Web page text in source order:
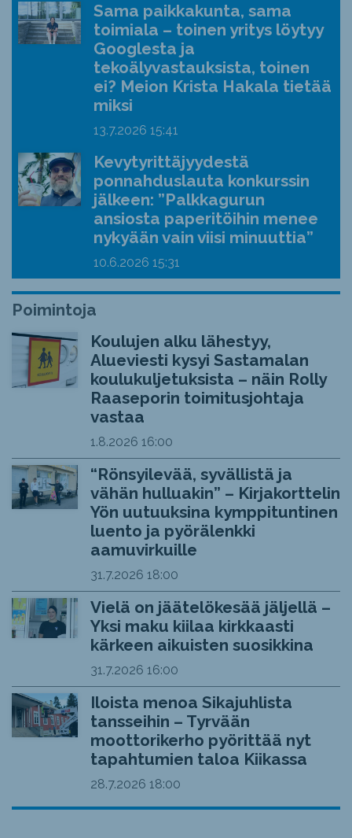
Sama paikkakunta, sama
toimiala – toinen yritys löytyy
Googlesta ja
tekoälyvastauksista, toinen
ei? Meion Krista Hakala tietää
miksi
13.7.2026 15:41
Kevytyrittäjyydestä
ponnahduslauta konkurssin
jälkeen: ”Palkkagurun
ansiosta paperitöihin menee
nykyään vain viisi minuuttia”
10.6.2026 15:31
Poimintoja
Koulujen alku lähestyy,
Alueviesti kysyi Sastamalan
koulukuljetuksista – näin Rolly
Raaseporin toimitusjohtaja
vastaa
1.8.2026 16:00
“Rönsyilevää, syvällistä ja
vähän hulluakin” – Kirjakorttelin
Yön uutuuksina kymppituntinen
luento ja pyörälenkki
aamuvirkuille
31.7.2026 18:00
Vielä on jäätelökesää jäljellä –
Yksi maku kiilaa kirkkaasti
kärkeen aikuisten suosikkina
31.7.2026 16:00
Iloista menoa Sikajuhlista
tansseihin – Tyrvään
moottorikerho pyörittää nyt
tapahtumien taloa Kiikassa
28.7.2026 18:00